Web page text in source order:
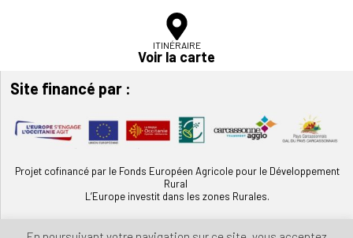
ITINÉRAIRE
Voir la carte
Site financé par :
Projet cofinancé par le Fonds Européen Agricole pour le Développement
Rural
L’Europe investit dans les zones Rurales.